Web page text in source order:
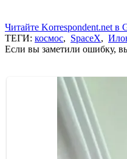
Читайте Korrespondent.net в
ТЕГИ: космос, SpaceX,
Если вы заметили ошибку,